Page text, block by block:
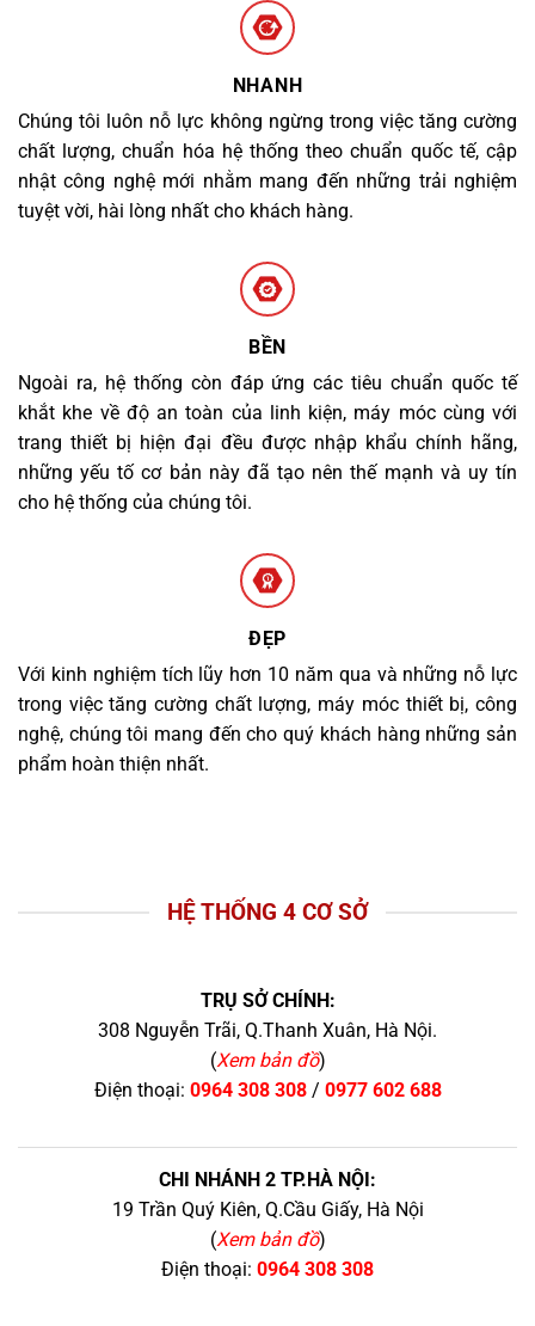
NHANH
Chúng tôi luôn nỗ lực không ngừng trong việc tăng cường
chất lượng, chuẩn hóa hệ thống theo chuẩn quốc tế, cập
nhật công nghệ mới nhằm mang đến những trải nghiệm
tuyệt vời, hài lòng nhất cho khách hàng.
BỀN
Ngoài ra, hệ thống còn đáp ứng các tiêu chuẩn quốc tế
khắt khe về độ an toàn của linh kiện, máy móc cùng với
trang thiết bị hiện đại đều được nhập khẩu chính hãng,
những yếu tố cơ bản này đã tạo nên thế mạnh và uy tín
cho hệ thống của chúng tôi.
ĐẸP
Với kinh nghiệm tích lũy hơn 10 năm qua và những nỗ lực
trong việc tăng cường chất lượng, máy móc thiết bị, công
nghệ, chúng tôi mang đến cho quý khách hàng những sản
phẩm hoàn thiện nhất.
HỆ THỐNG 4 CƠ SỞ
TRỤ SỞ CHÍNH:
308 Nguyễn Trãi, Q.Thanh Xuân, Hà Nội.
(Xem bản đồ)
Điện thoại: 0964 308 308/ 0977 602 688
CHI NHÁNH 2 TP.HÀ NỘI:
19 Trần Quý Kiên, Q.Cầu Giấy, Hà Nội
(Xem bản đồ)
Điện thoại: 0964 308 308